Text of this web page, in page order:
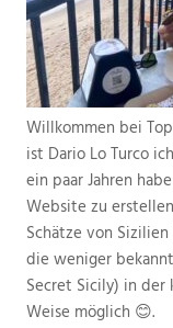
Willkommen bei
ist Dario Lo Turco
ein paar Jahren
Website zu
Schätze von
die weniger
Secret Sicily) in der
Weise möglich 😊.